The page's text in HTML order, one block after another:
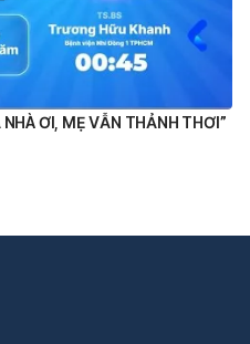
ƠI, MẸ VẪN THẢNH THƠI”